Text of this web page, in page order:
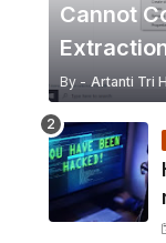
Cannot
By - Artanti Tri